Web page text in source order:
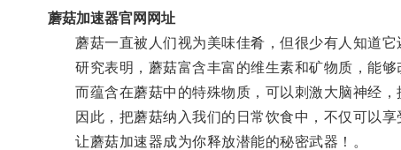
蘑菇加速器官网网址
蘑菇一直被人们视为美味佳肴，但很少有人知道它
研究表明，蘑菇富含丰富的维生素和矿物质，能够
而蕴含在蘑菇中的特殊物质，可以刺激大脑神经，
因此，把蘑菇纳入我们的日常饮食中，不仅可以享
让蘑菇加速器成为你释放潜能的秘密武器！。